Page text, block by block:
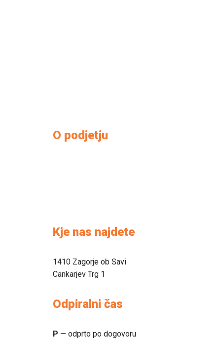
O podjetju
Kje nas najdete
1410 Zagorje ob Savi
Cankarjev Trg 1
Odpiralni čas
P — odprto po dogovoru